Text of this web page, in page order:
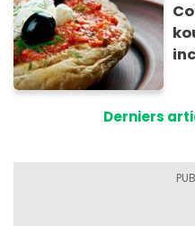
Derniers